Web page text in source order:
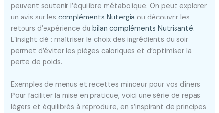
peuvent soutenir l’équilibre métabolique. On peut explorer
un avis sur lescompléments Nutergia ou découvrir les
retours d’expérience dubilan compléments Nutrisanté.
L’insight clé : maîtriser le choix des ingrédients du soir
permet d’éviter les pièges caloriques et d’optimiser la
perte de poids.
Exemples de menus et recettes minceur pour vos dîners
Pour faciliter la mise en pratique, voici une série de repas
légers et équilibrés à reproduire, en s’inspirant de principes